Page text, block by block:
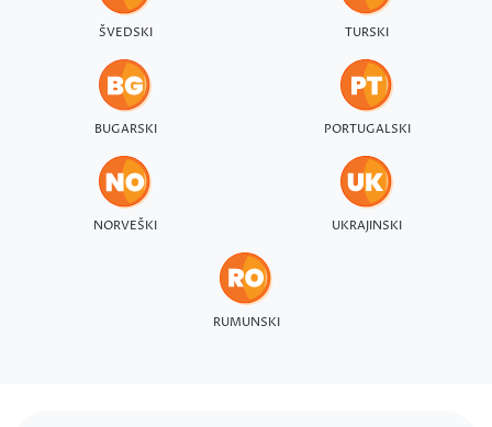
ŠVEDSKI TURSKI
BUGARSKI PORTUGALSKI
NORVEŠKI UKRAJINSKI
RUMUNSKI